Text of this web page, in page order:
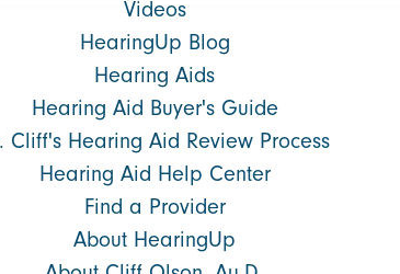
Videos
HearingUp Blog
Hearing Aids
Hearing Aid Buyer's Guide
Cliff's Hearing Aid Review Process
Hearing Aid Help Center
Find a Provider
About HearingUp